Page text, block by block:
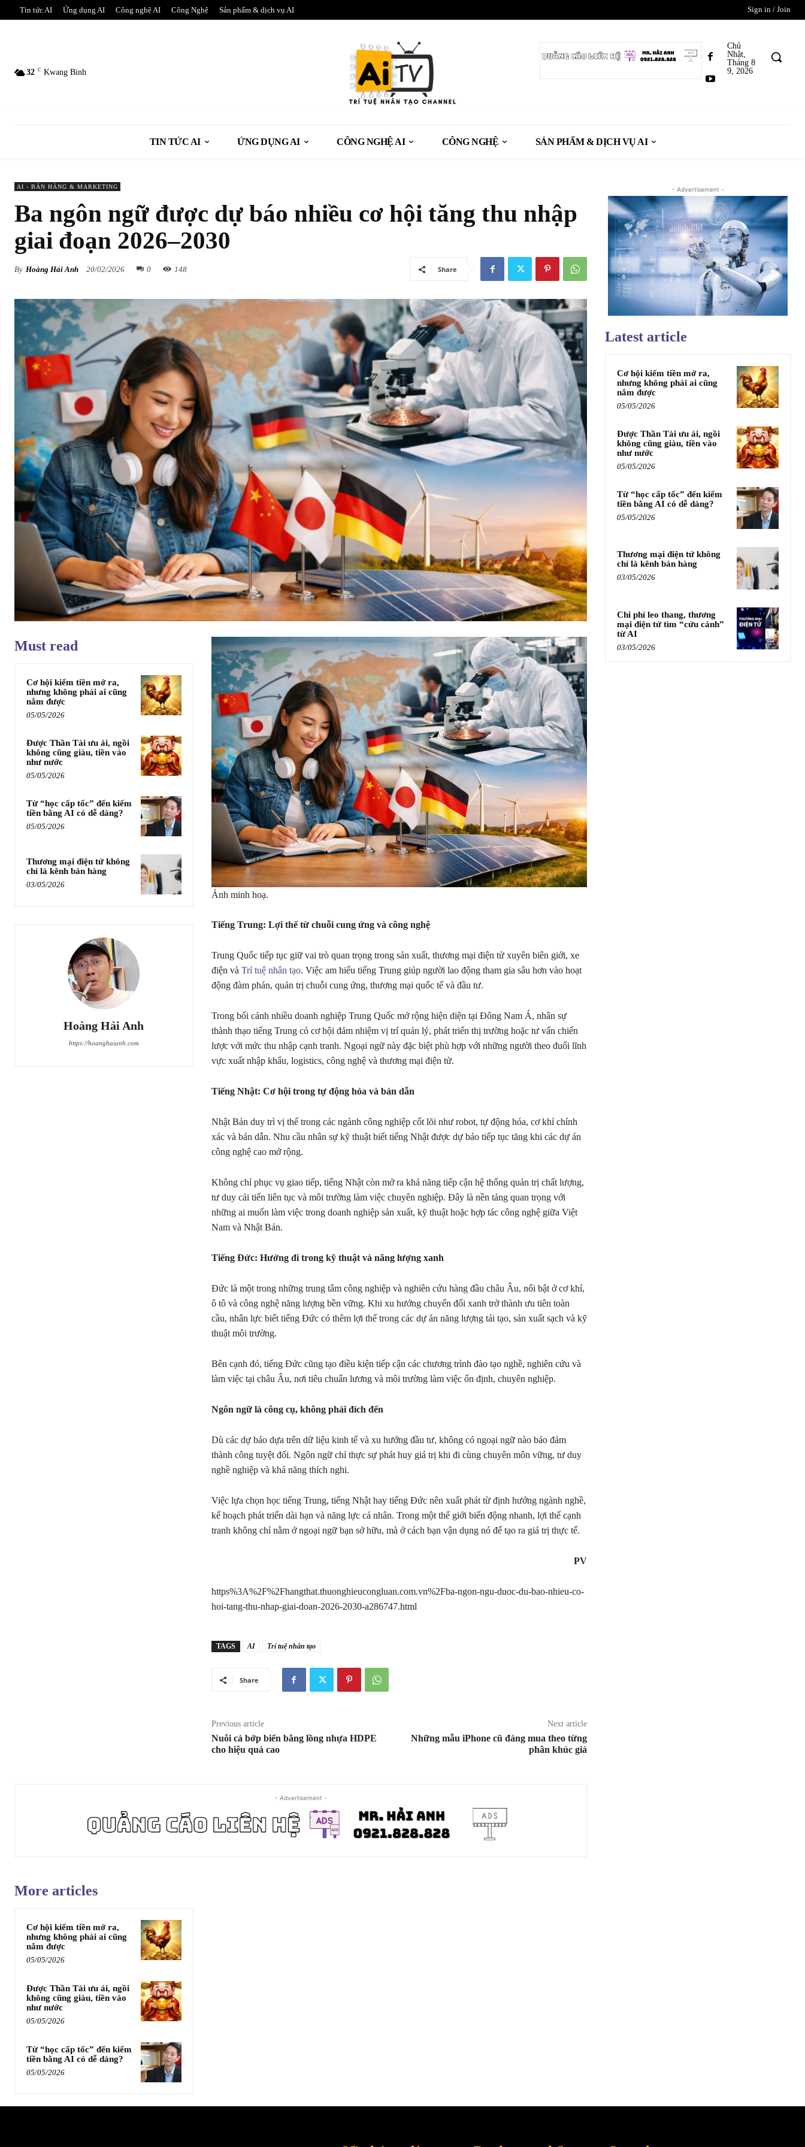
Tin tức AI Ứng dụng AI Công nghệ AI Công Nghệ Sản phẩm & dịch vụ AI Sign in / Join
32 C Kwang Binh
Chủ
Nhật,
Tháng 8
9, 2026
TIN TỨC AI ỨNG DỤNG AI CÔNG NGHỆ AI CÔNG NGHỆ SẢN PHẨM & DỊCH VỤ AI
AI - BÁN HÀNG & MARKETING
Ba ngôn ngữ được dự báo nhiều cơ hội tăng thu nhập
giai đoạn 2026–2030
By Hoàng Hải Anh 20/02/2026 0 148 Share
Must read
Cơ hội kiếm tiền mở ra,
nhưng không phải ai cũng
nắm được
05/05/2026
Được Thần Tài ưu ái, ngồi
không cũng giàu, tiền vào
như nước
05/05/2026
Từ “học cấp tốc” đến kiếm
tiền bằng AI có dễ dàng?
05/05/2026
Thương mại điện tử không
chỉ là kênh bán hàng
03/05/2026
Hoàng Hải Anh
https://hoanghaianh.com
Ảnh minh hoạ.
Tiếng Trung: Lợi thế từ chuỗi cung ứng và công nghệ
Trung Quốc tiếp tục giữ vai trò quan trọng trong sản xuất, thương mại điện tử xuyên biên giới, xe
điện và Trí tuệ nhân tạo. Việc am hiểu tiếng Trung giúp người lao động tham gia sâu hơn vào hoạt
động đàm phán, quản trị chuỗi cung ứng, thương mại quốc tế và đầu tư.
Trong bối cảnh nhiều doanh nghiệp Trung Quốc mở rộng hiện diện tại Đông Nam Á, nhân sự
thành thạo tiếng Trung có cơ hội đảm nhiệm vị trí quản lý, phát triển thị trường hoặc tư vấn chiến
lược với mức thu nhập cạnh tranh. Ngoại ngữ này đặc biệt phù hợp với những người theo đuổi lĩnh
vực xuất nhập khẩu, logistics, công nghệ và thương mại điện tử.
Tiếng Nhật: Cơ hội trong tự động hóa và bán dẫn
Nhật Bản duy trì vị thế trong các ngành công nghiệp cốt lõi như robot, tự động hóa, cơ khí chính
xác và bán dẫn. Nhu cầu nhân sự kỹ thuật biết tiếng Nhật được dự báo tiếp tục tăng khi các dự án
công nghệ cao mở rộng.
Không chỉ phục vụ giao tiếp, tiếng Nhật còn mở ra khả năng tiếp cận hệ thống quản trị chất lượng,
tư duy cải tiến liên tục và môi trường làm việc chuyên nghiệp. Đây là nền tảng quan trọng với
những ai muốn làm việc trong doanh nghiệp sản xuất, kỹ thuật hoặc hợp tác công nghệ giữa Việt
Nam và Nhật Bản.
Tiếng Đức: Hướng đi trong kỹ thuật và năng lượng xanh
Đức là một trong những trung tâm công nghiệp và nghiên cứu hàng đầu châu Âu, nổi bật ở cơ khí,
ô tô và công nghệ năng lượng bền vững. Khi xu hướng chuyển đổi xanh trở thành ưu tiên toàn
cầu, nhân lực biết tiếng Đức có thêm lợi thế trong các dự án năng lượng tái tạo, sản xuất sạch và kỹ
thuật môi trường.
Bên cạnh đó, tiếng Đức cũng tạo điều kiện tiếp cận các chương trình đào tạo nghề, nghiên cứu và
làm việc tại châu Âu, nơi tiêu chuẩn lương và môi trường làm việc ổn định, chuyên nghiệp.
Ngôn ngữ là công cụ, không phải đích đến
Dù các dự báo dựa trên dữ liệu kinh tế và xu hướng đầu tư, không có ngoại ngữ nào bảo đảm
thành công tuyệt đối. Ngôn ngữ chỉ thực sự phát huy giá trị khi đi cùng chuyên môn vững, tư duy
nghề nghiệp và khả năng thích nghi.
Việc lựa chọn học tiếng Trung, tiếng Nhật hay tiếng Đức nên xuất phát từ định hướng ngành nghề,
kế hoạch phát triển dài hạn và năng lực cá nhân. Trong một thế giới biến động nhanh, lợi thế cạnh
tranh không chỉ nằm ở ngoại ngữ bạn sở hữu, mà ở cách bạn vận dụng nó để tạo ra giá trị thực tế.
PV
https%3A%2F%2Fhangthat.thuonghieucongluan.com.vn%2Fba-ngon-ngu-duoc-du-bao-nhieu-co-
hoi-tang-thu-nhap-giai-doan-2026-2030-a286747.html
TAGS AI Trí tuệ nhân tạo
Share
Previous article
Nuôi cá bớp biển bằng lồng nhựa HDPE
cho hiệu quả cao
Next article
Những mẫu iPhone cũ đáng mua theo từng
phân khúc giá
- Advertisement -
More articles
Cơ hội kiếm tiền mở ra,
nhưng không phải ai cũng
nắm được
05/05/2026
Được Thần Tài ưu ái, ngồi
không cũng giàu, tiền vào
như nước
05/05/2026
Từ “học cấp tốc” đến kiếm
tiền bằng AI có dễ dàng?
05/05/2026
- Advertisement -
Latest article
Cơ hội kiếm tiền mở ra,
nhưng không phải ai cũng
nắm được
05/05/2026
Được Thần Tài ưu ái, ngồi
không cũng giàu, tiền vào
như nước
05/05/2026
Từ “học cấp tốc” đến kiếm
tiền bằng AI có dễ dàng?
05/05/2026
Thương mại điện tử không
chỉ là kênh bán hàng
03/05/2026
Chi phí leo thang, thương
mại điện tử tìm “cứu cánh”
từ AI
03/05/2026